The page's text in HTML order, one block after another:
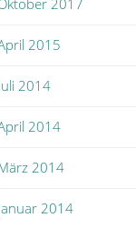
2017
2015
2014
2014
2014
2014